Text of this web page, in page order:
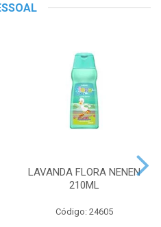
LAVANDA FLORA NENEN
210ML
Código: 24605